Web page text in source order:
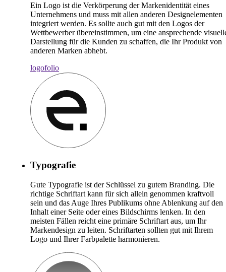
Ein Logo ist die Verkörperung der Markenidentität eines
Unternehmens und muss mit allen anderen Designelementen
integriert werden. Es sollte auch gut mit den Logos der
Wettbewerber übereinstimmen, um eine ansprechende
Darstellung für die Kunden zu schaffen, die Ihr Produkt von
anderen Marken abhebt.
logofolio
Typografie
Gute Typografie ist der Schlüssel zu gutem Branding. Die
richtige Schriftart kann für sich allein genommen kraftvoll
sein und das Auge Ihres Publikums ohne Ablenkung auf den
Inhalt einer Seite oder eines Bildschirms lenken. In den
meisten Fällen reicht eine primäre Schriftart aus, um Ihr
Markendesign zu leiten. Schriftarten sollten gut mit Ihrem
Logo und Ihrer Farbpalette harmonieren.